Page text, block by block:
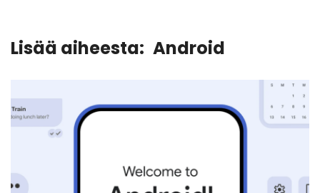
Lisää aiheesta: Android